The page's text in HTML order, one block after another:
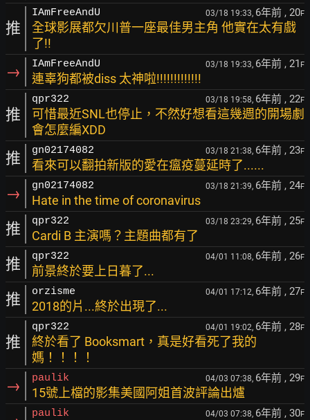
推
IAmFreeAndU 03/18 19:33, 6年前 , 20F
全球影展都欠川普一座最佳男主角 他實在太有戲
了!!
→ IAmFreeAndU 03/18 19:33, 6年前 , 21 F
連辜狗都被diss 太神啦!!!!!!!!!!!!!
推
qpr322 03/18 19:58, 6年前 , 22F
可惜最近SNL也停止，不然好想看這幾週的開場劇
會怎麼編XDD
推 gn02174082 03/18 21:38, 6年前 , 23F
看來可以翻拍新版的愛在瘟疫蔓延時了......
→ gn02174082 03/18 21:39, 6年前 , 24F
Hate in the time of coronavirus
推 qpr322 03/18 23:29, 6年前 , 25F
Cardi B 主演嗎？主題曲都有了
推 qpr322 04/01 11:08, 6年前 , 26F
前景終於要上日暮了...
推 orzisme 04/01 17:12, 6年前 , 27F
2018的片...終於出現了...
推
qpr322 04/01 19:02, 6年前 , 28F
終於看了 Booksmart，真是好看死了我的
媽！！！！
→ paulik 04/03 07:38, 6年前 , 29F
15號上檔的影集美國阿姐首波評論出爐
paulik 04/03 07:38, 6年前 , 30F